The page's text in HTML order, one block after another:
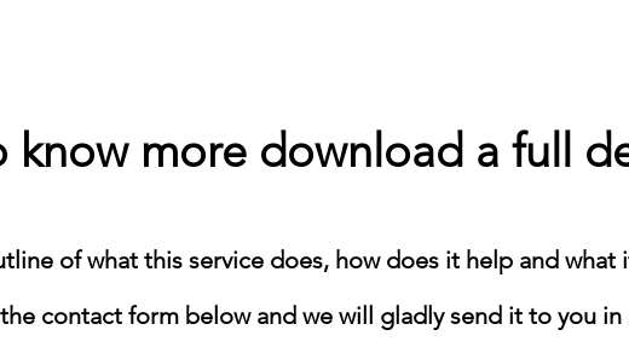
know more download a full
of what this service does, how does it help and what
contact form below and we will gladly send it to you in